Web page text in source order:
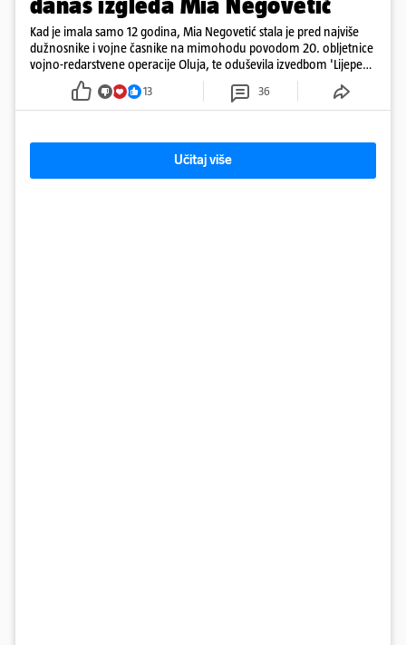
Kad je imala samo 12 godina, Mia Negovetić stala je pred najviše
dužnosnike i vojne časnike na mimohodu povodom 20. obljetnice
vojno-redarstvene operacije Oluja, te oduševila izvedbom 'Lijepe
13 36
Učitaj više